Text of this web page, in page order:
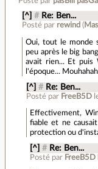
[^] # Re: Ben...
Posté par rewind (
Oui, tout le monde
peu après le big
avait rien... Et puis
l'époque...
[^] # Re: Ben...
Posté par FreeB5D
Effectivement,
fiable et ne
protection ou
[^] # Re: Ben...
Posté par FreeB5D